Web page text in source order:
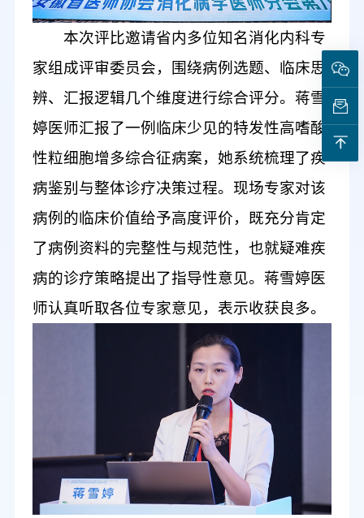
本次评比邀请省内多位知名消化内科专
家组成评审委员会， 围绕病例选题、临床思
辨、汇报逻辑几个维度进行综合评分。蒋雪
婷医师汇报了一例 临床少见的特发性高嗜酸
性粒细胞增多综合征病案， 她系统梳理了疾
病鉴别 与整体诊疗决策过程。现场专家对该
病例的临床价值给予高度评价，既充分肯定
了病例 资料的完整性与规范性，也就疑难疾
病的诊疗策略提出了指导性意见。蒋雪婷医
师认真听取各位专家意见， 表示收获良多。